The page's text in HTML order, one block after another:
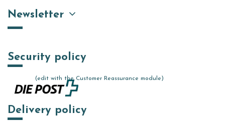
Newsletter
Security policy
(edit with the Customer Reassurance module)
Delivery policy